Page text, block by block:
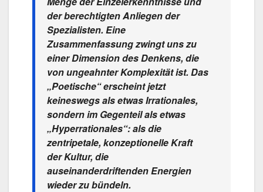
der berechtigten Anliegen der
Spezialisten. Eine
Zusammenfassung zwingt uns zu
einer Dimension des Denkens, die
von ungeahnter Komplexität ist. Das
„Poetische“ erscheint jetzt
keineswegs als etwas Irrationales,
sondern im Gegenteil als etwas
„Hyperrationales“: als die
zentripetale, konzeptionelle Kraft
der Kultur, die
auseinanderdriftenden Energien
wieder zu bündeln.